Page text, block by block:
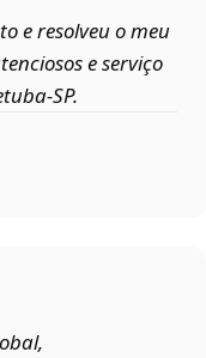
e resolveu o meu
e serviço